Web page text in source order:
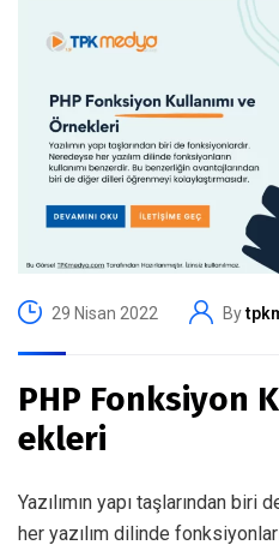
29 Nisan 2022 By
PHP Fonksiyon
ekleri
Yazılımın yapı taşlarından
her yazılım dilinde